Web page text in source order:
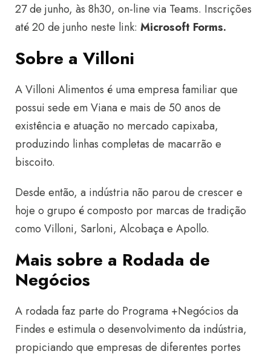
27 de junho, às 8h30, on-line via Teams. Inscrições
até 20 de junho neste link: Microsoft Forms.
Sobre a Villoni
A Villoni Alimentos é uma empresa familiar que
possui sede em Viana e mais de 50 anos de
existência e atuação no mercado capixaba,
produzindo linhas completas de macarrão e
biscoito.
Desde então, a indústria não parou de crescer e
hoje o grupo é composto por marcas de tradição
como Villoni, Sarloni, Alcobaça e Apollo.
Mais sobre a Rodada de
Negócios
A rodada faz parte do Programa +Negócios da
Findes e estimula o desenvolvimento da indústria,
propiciando que empresas de diferentes portes